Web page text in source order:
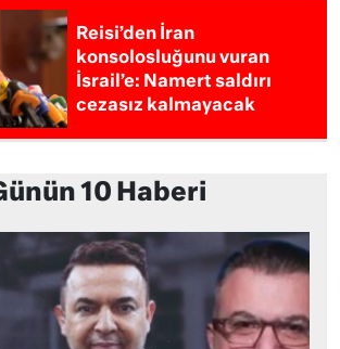
Reisi’den İran
konsolosluğunu vuran
İsrail’e: Namert saldırı
cezasız kalmayacak
10 Haberi